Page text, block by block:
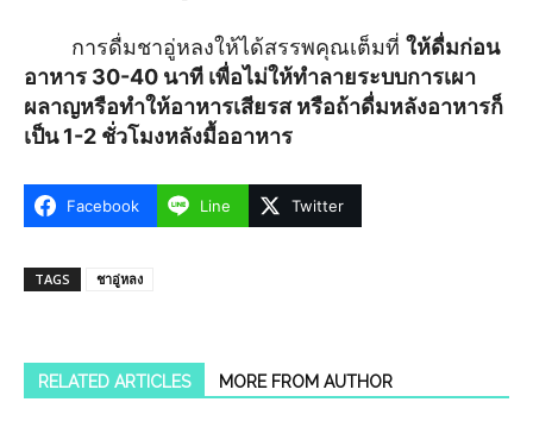
การดื่มชาอู่หลงให้ได้สรรพคุณเต็มที่ ให้ดื่มก่อน
อาหาร 30-40 นาที เพื่อไม่ให้ทำลายระบบการเผา
ผลาญหรือทำให้อาหารเสียรส หรือถ้าดื่มหลังอาหารก็
เป็น 1-2 ชั่วโมงหลังมื้ออาหาร
Facebook Line Twitter
TAGS ชาอู่หลง
RELATED ARTICLES MORE FROM AUTHOR